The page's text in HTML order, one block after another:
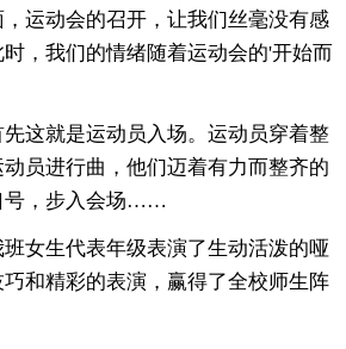
运动会的召开，让我们丝毫没有感
，我们的情绪随着运动会的'开始而
就是运动员入场。运动员穿着整
员进行曲，他们迈着有力而整齐的
号，步入会场……
生代表年级表演了生动活泼的哑
和精彩的表演，赢得了全校师生阵